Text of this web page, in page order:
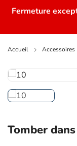
Fermeture
Accueil Accessoires
Tomber